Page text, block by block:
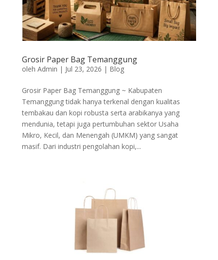
Grosir Paper Bag Temanggung
oleh Admin | Jul 23, 2026 | Blog
Grosir Paper Bag Temanggung ~ Kabupaten
Temanggung tidak hanya terkenal dengan kualitas
tembakau dan kopi robusta serta arabikanya yang
mendunia, tetapi juga pertumbuhan sektor Usaha
Mikro, Kecil, dan Menengah (UMKM) yang sangat
masif. Dari industri pengolahan kopi,...